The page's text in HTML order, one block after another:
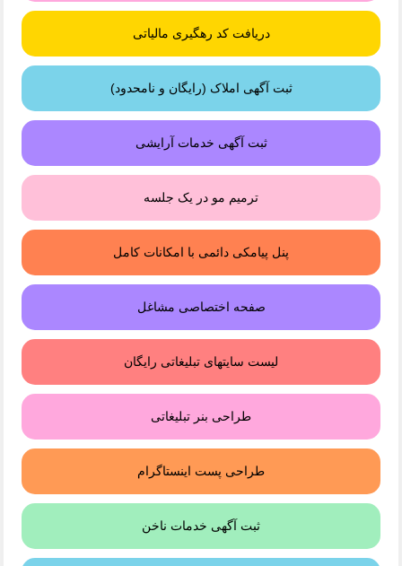
دریافت کد رهگیری مالیاتی
ثبت آگهی املاک (رایگان و نامحدود)
ثبت آگهی خدمات آرایشی
ترمیم مو در یک جلسه
پنل پیامکی دائمی با امکانات کامل
صفحه اختصاصی مشاغل
لیست سایتهای تبلیغاتی رایگان
طراحی بنر تبلیغاتی
طراحی پست اینستاگرام
ثبت آگهی خدمات ناخن